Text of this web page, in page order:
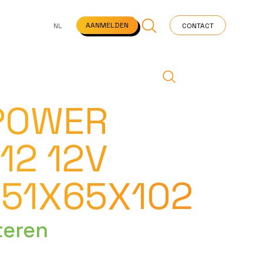
VEELGESTELDE VRAGEN STARTPAGINA NEWS
NL AANMELDEN CONTACT
12V